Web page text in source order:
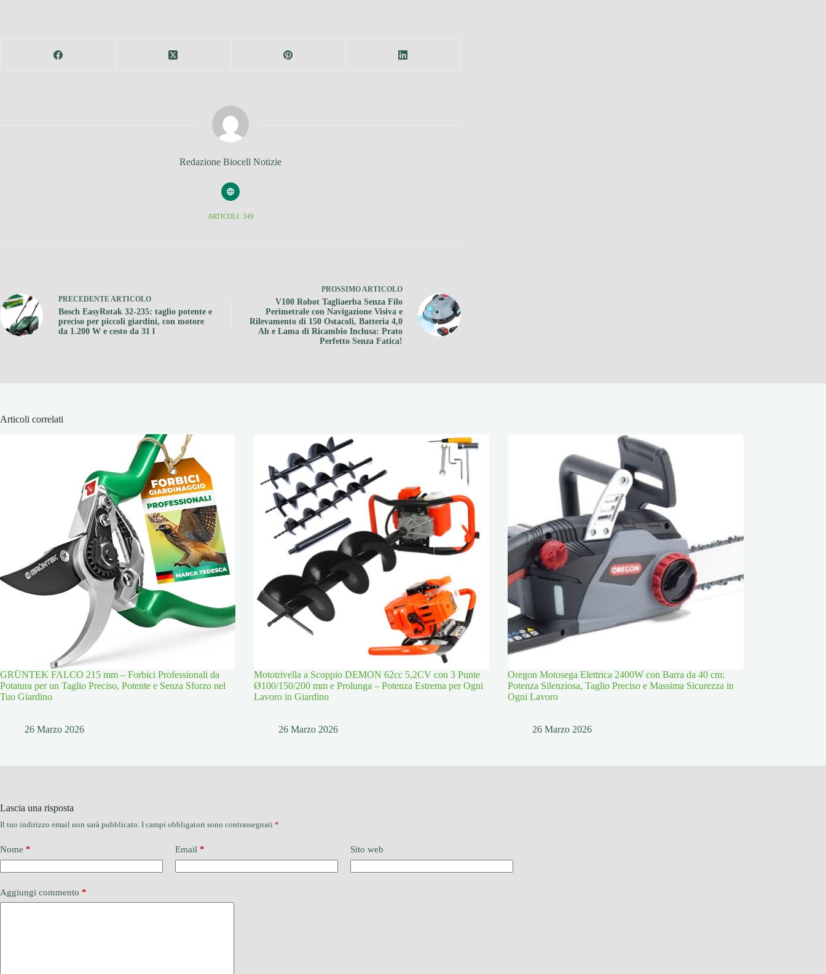
Redazione Biocell Notizie
ARTICOLI: 349
PRECEDENTEARTICOLO
Bosch EasyRotak 32-235: taglio potente e
preciso per piccoli giardini, con motore
da 1.200 W e cesto da 31 l
PROSSIMOARTICOLO
V100 Robot Tagliaerba Senza Filo
Perimetrale con Navigazione Visiva e
Rilevamento di 150 Ostacoli, Batteria 4,0
Ah e Lama di Ricambio Inclusa: Prato
Perfetto Senza Fatica!
Articoli correlati
GRÜNTEK FALCO 215 mm – Forbici Professionali da
Potatura per un Taglio Preciso, Potente e Senza Sforzo nel
Tuo Giardino
26 Marzo 2026
Mototrivella a Scoppio DEMON 62cc 5,2CV con 3 Punte
Ø100/150/200 mm e Prolunga – Potenza Estrema per Ogni
Lavoro in Giardino
26 Marzo 2026
Oregon Motosega Elettrica 2400W con Barra da 40 cm:
Potenza Silenziosa, Taglio Preciso e Massima Sicurezza in
Ogni Lavoro
26 Marzo 2026
Lascia una risposta
Il tuo indirizzo email non sarà pubblicato. I campi obbligatori sono contrassegnati *
Nome * Email * Sito web
Aggiungi commento *